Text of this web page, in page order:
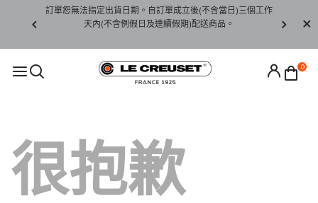
下水)，若
訂單恕無法指定出貨日期。自訂單成立後(不含當日)三個工作
天內(不含例假日及連續假期)配送商品。
請至
0
很抱歉